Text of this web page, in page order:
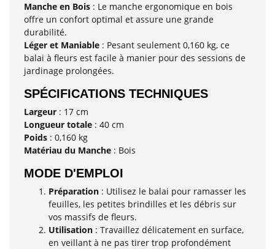
Manche en Bois : Le manche ergonomique en bois
offre un confort optimal et assure une grande
durabilité.
Léger et Maniable : Pesant seulement 0,160 kg, ce
balai à fleurs est facile à manier pour des sessions de
jardinage prolongées.
SPÉCIFICATIONS TECHNIQUES
Largeur : 17 cm
Longueur totale : 40 cm
Poids : 0,160 kg
Matériau du Manche : Bois
MODE D'EMPLOI
Préparation : Utilisez le balai pour ramasser les
feuilles, les petites brindilles et les débris sur
vos massifs de fleurs.
Utilisation : Travaillez délicatement en surface,
en veillant à ne pas tirer trop profondément